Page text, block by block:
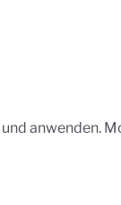
anwenden.